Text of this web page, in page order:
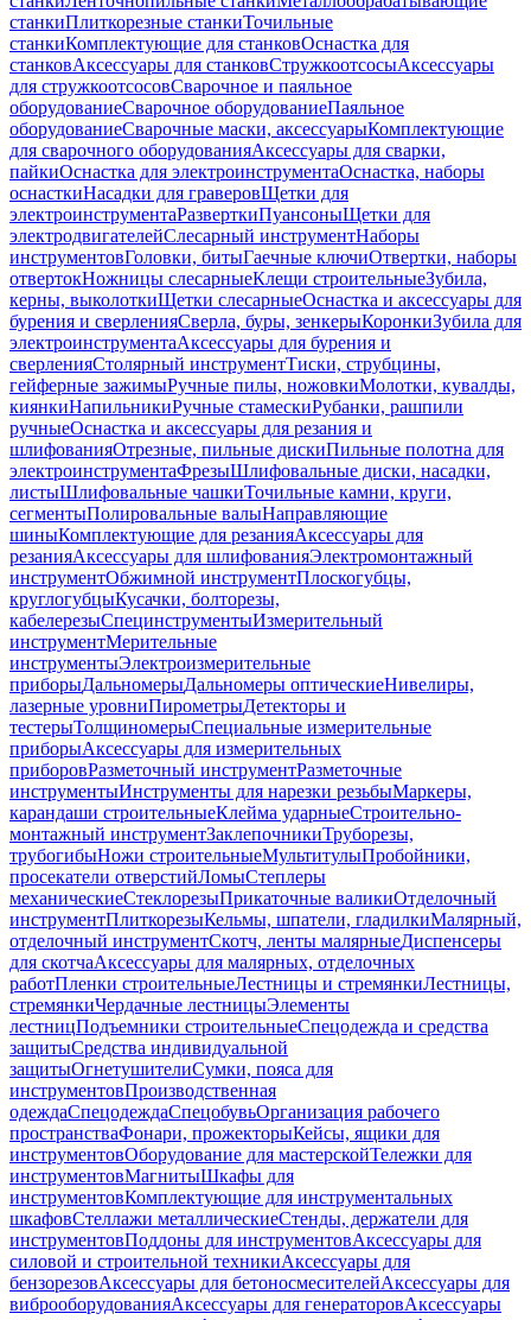
станкиПлиткорезные станкиТочильные
станкиКомплектующие для станковОснастка для
станковАксессуары для станковСтружкоотсосыАксессуары
для стружкоотсосовСварочное и паяльное
оборудованиеСварочное оборудованиеПаяльное
оборудованиеСварочные маски, аксессуарыКомплектующие
для сварочного оборудованияАксессуары для сварки,
пайкиОснастка для электроинструментаОснастка, наборы
оснасткиНасадки для граверовЩетки для
электроинструментаРазверткиПуансоныЩетки для
электродвигателейСлесарный инструментНаборы
инструментовГоловки, битыГаечные ключиОтвертки, наборы
отвертокНожницы слесарныеКлещи строительныеЗубила,
керны, выколоткиЩетки слесарныеОснастка и аксессуары для
бурения и сверленияСверла, буры, зенкерыКоронкиЗубила для
электроинструментаАксессуары для бурения и
сверленияСтолярный инструментТиски, струбцины,
гейферные зажимыРучные пилы, ножовкиМолотки, кувалды,
киянкиНапильникиРучные стамескиРубанки, рашпили
ручныеОснастка и аксессуары для резания и
шлифованияОтрезные, пильные дискиПильные полотна для
электроинструментаФрезыШлифовальные диски, насадки,
листыШлифовальные чашкиТочильные камни, круги,
сегментыПолировальные валыНаправляющие
шиныКомплектующие для резанияАксессуары для
резанияАксессуары для шлифованияЭлектромонтажный
инструментОбжимной инструментПлоскогубцы,
круглогубцыКусачки, болторезы,
кабелерезыСпецинструментыИзмерительный
инструментМерительные
инструментыЭлектроизмерительные
приборыДальномерыДальномеры оптическиеНивелиры,
лазерные уровниПирометрыДетекторы и
тестерыТолщиномерыСпециальные измерительные
приборыАксессуары для измерительных
приборовРазметочный инструментРазметочные
инструментыИнструменты для нарезки резьбыМаркеры,
карандаши строительныеКлейма ударныеСтроительно-
монтажный инструментЗаклепочникиТруборезы,
трубогибыНожи строительныеМультитулыПробойники,
просекатели отверстийЛомыСтеплеры
механическиеСтеклорезыПрикаточные валикиОтделочный
инструментПлиткорезыКельмы, шпатели, гладилкиМалярный,
отделочный инструментСкотч, ленты малярныеДиспенсеры
для скотчаАксессуары для малярных, отделочных
работПленки строительныеЛестницы и стремянкиЛестницы,
стремянкиЧердачные лестницыЭлементы
лестницПодъемники строительныеСпецодежда и средства
защитыСредства индивидуальной
защитыОгнетушителиСумки, пояса для
инструментовПроизводственная
одеждаСпецодеждаСпецобувьОрганизация рабочего
пространстваФонари, прожекторыКейсы, ящики для
инструментовОборудование для мастерскойТележки для
инструментовМагнитыШкафы для
инструментовКомплектующие для инструментальных
шкафовСтеллажи металлическиеСтенды, держатели для
инструментовПоддоны для инструментовАксессуары для
силовой и строительной техникиАксессуары для
бензорезовАксессуары для бетоносмесителейАксессуары для
виброоборудованияАксессуары для генераторовАксессуары